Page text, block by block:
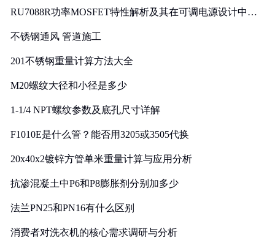
RU7088R功率MOSFET特性解析及其在可调电源设计中的
不锈钢通风 管道施工
201不锈钢重量计算方法大全
M20螺纹大径和小径是多少
1-1/4 NPT螺纹参数及底孔尺寸详解
F1010E是什么管？能否用3205或3505代换
20x40x2镀锌方管单米重量计算与应用分析
抗渗混凝土中P6和P8膨胀剂分别加多少
法兰PN25和PN16有什么区别
消费者对洗衣机的核心需求调研与分析